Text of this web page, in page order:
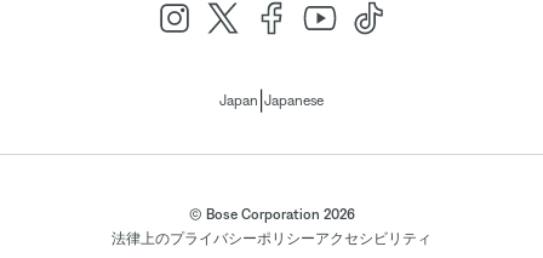
Japan Japanese
© Bose Corporation 2026
法律上のプライバシーポリシーアクセシビリティ